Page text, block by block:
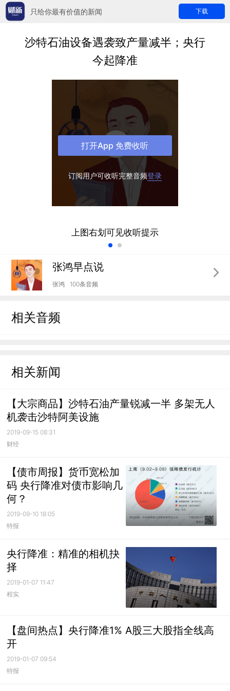
只给你最有价值的新闻 下载
沙特石油设备遇袭致产量减半；央行
今起降准
订阅用户可收听完整音频登录
打开App 免费收听
上图右划可见收听提示
张鸿早点说
张鸿 100条音频
相关音频
相关新闻
【大宗商品】沙特石油产量锐减一半 多架无人
机袭击沙特阿美设施
2019-09-15 08:31
财经
【债市周报】货币宽松加
码 央行降准对债市影响几
何？
2019-09-10 18:05
特报
央行降准：精准的相机抉
择
2019-01-07 11:47
程实
【盘间热点】央行降准1% A股三大股指全线高
开
2019-01-07 09:54
特报